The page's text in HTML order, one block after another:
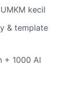
kecil
& template
+ 1000 AI